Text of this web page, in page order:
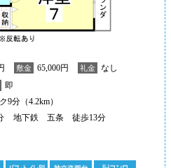
敷金 65,000円 礼金 なし
即
分（4.2km）
地下鉄 五条 徒歩13分